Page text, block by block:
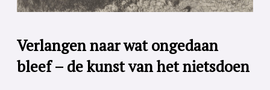
Verlangen naar wat ongedaan
bleef – de kunst van het nietsdoen